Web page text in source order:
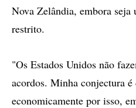
Nova Zelândia, embora
restrito.
"Os Estados Unidos não
acordos. Minha conjectura
economicamente por isso,